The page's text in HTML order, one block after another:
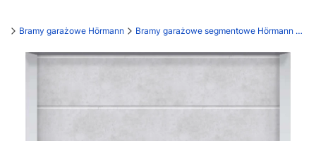
Bramy garażowe Hörmann Bramy garażowe segmentowe Hörmann LPU 42